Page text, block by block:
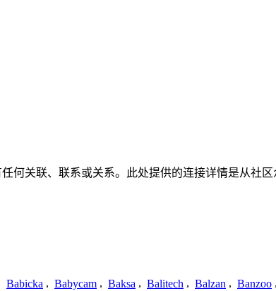
任何关联、联系或关系。此处提供的连接详情是从
Babicka , Babycam , Baksa , Balitech , Balzan , Banzoo ,